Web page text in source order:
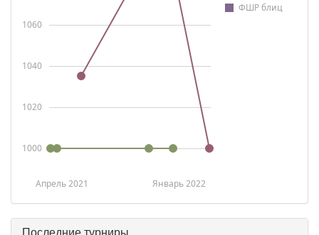
ФШР блиц
Апрель 2021 Январь 2022
1000
1020
1040
1060